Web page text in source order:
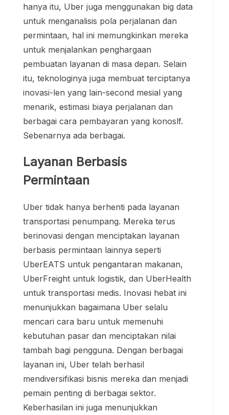
hanya itu, Uber juga menggunakan big data
untuk menganalisis pola perjalanan dan
permintaan, hal ini memungkinkan mereka
untuk menjalankan penghargaan
pembuatan layanan di masa depan. Selain
itu, teknologinya juga membuat terciptanya
inovasi-len yang lain-second mesial yang
menarik, estimasi biaya perjalanan dan
berbagai cara pembayaran yang konoslf.
Sebenarnya ada berbagai.
Layanan Berbasis
Permintaan
Uber tidak hanya berhenti pada layanan
transportasi penumpang. Mereka terus
berinovasi dengan menciptakan layanan
berbasis permintaan lainnya seperti
UberEATS untuk pengantaran makanan,
UberFreight untuk logistik, dan UberHealth
untuk transportasi medis. Inovasi hebat ini
menunjukkan bagaimana Uber selalu
mencari cara baru untuk memenuhi
kebutuhan pasar dan menciptakan nilai
tambah bagi pengguna. Dengan berbagai
layanan ini, Uber telah berhasil
mendiversifikasi bisnis mereka dan menjadi
pemain penting di berbagai sektor.
Keberhasilan ini juga menunjukkan